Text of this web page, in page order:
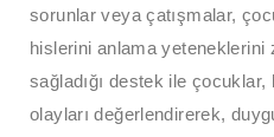
sorunlar veya çatışmalar,
hislerini anlama yeteneklerini
sağladığı destek ile
olayları değerlendirerek,